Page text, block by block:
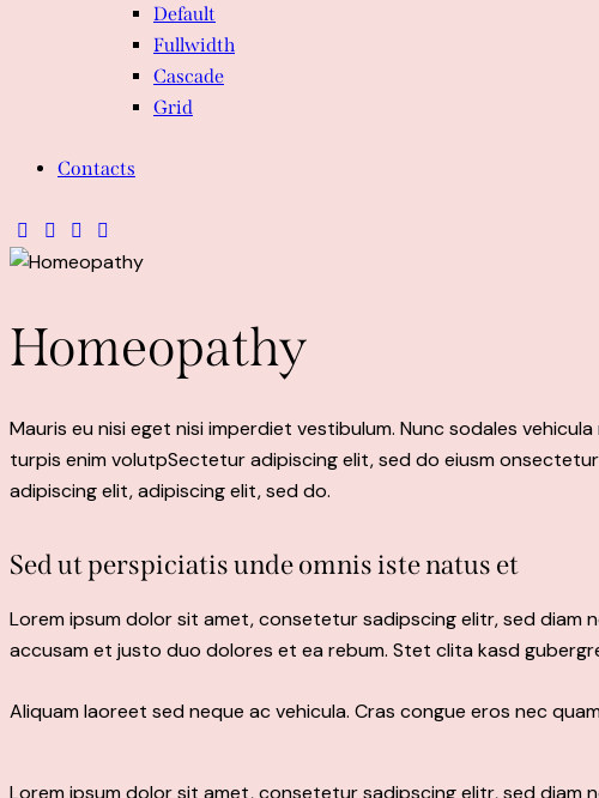
Default
Fullwidth
Cascade
Grid
Contacts
Homeopathy
Mauris eu nisi eget nisi imperdiet vestibulum. Nunc sodales
turpis enim volutpSectetur adipiscing elit, sed do eiusm
adipiscing elit, adipiscing elit, sed do.
Sed ut perspiciatis unde omnis iste natus et
Lorem ipsum dolor sit amet, consetetur sadipscing elitr, sed
accusam et justo duo dolores et ea rebum. Stet clita kasd
Aliquam laoreet sed neque ac vehicula. Cras congue eros nec
Lorem ipsum dolor sit amet, consetetur sadipscing elitr, sed